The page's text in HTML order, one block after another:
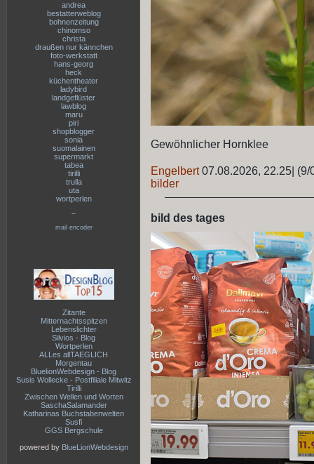
andrea
bestatterweblog
bohnenzeitung
chinomso
christa
draußen nur kännchen
foto-werkstatt
hans-georg
heck
küchentheater
ladybird
landgeflüster
lawblog
maru
piri
shopblogger
sonia
suomalainen
supermarkt
tabea
tirilli
trulla
uta
wortperlen
--
mail encoder
Zitante
Mitternachtsspitzen
Lebenslichter
Silvios - Blog
Wortperlen
ALLes allTAEGLICH
Morgentau
BluelionWebdesign - Blog
Susis Wollecke - Postfiliale Mitwitz
Tirilli
Zwischen Wellen und Worten
SaschaSalamander
Katharinas Buchstabenwelten
Susfi
GGS Bergschule
powered by BlueLionWebdesign
Gewöhnlicher Hornklee
Engelbert 07.08.2026, 22.25 (9/
bilder
bild des tages